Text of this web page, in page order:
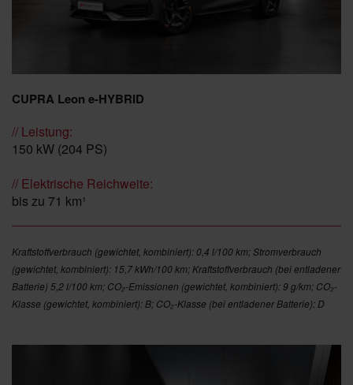
CUPRA Leon e-HYBRID
// Leistung:
150 kW (204 PS)
// Elektrische Reichweite:
bis zu 71 km¹
Kraftstoffverbrauch (gewichtet, kombiniert): 0,4 l/100 km; Stromverbrauch
(gewichtet, kombiniert): 15,7 kWh/100 km; Kraftstoffverbrauch (bei entladener
Batterie) 5,2 l/100 km; CO₂-Emissionen (gewichtet, kombiniert): 9 g/km; CO₂-
Klasse (gewichtet, kombiniert): B; CO₂-Klasse (bei entladener Batterie): D